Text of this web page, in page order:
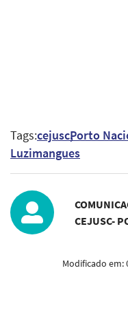
Tags:cejuscPorto
Luzimangues
CEJUSC-
Modificado em: